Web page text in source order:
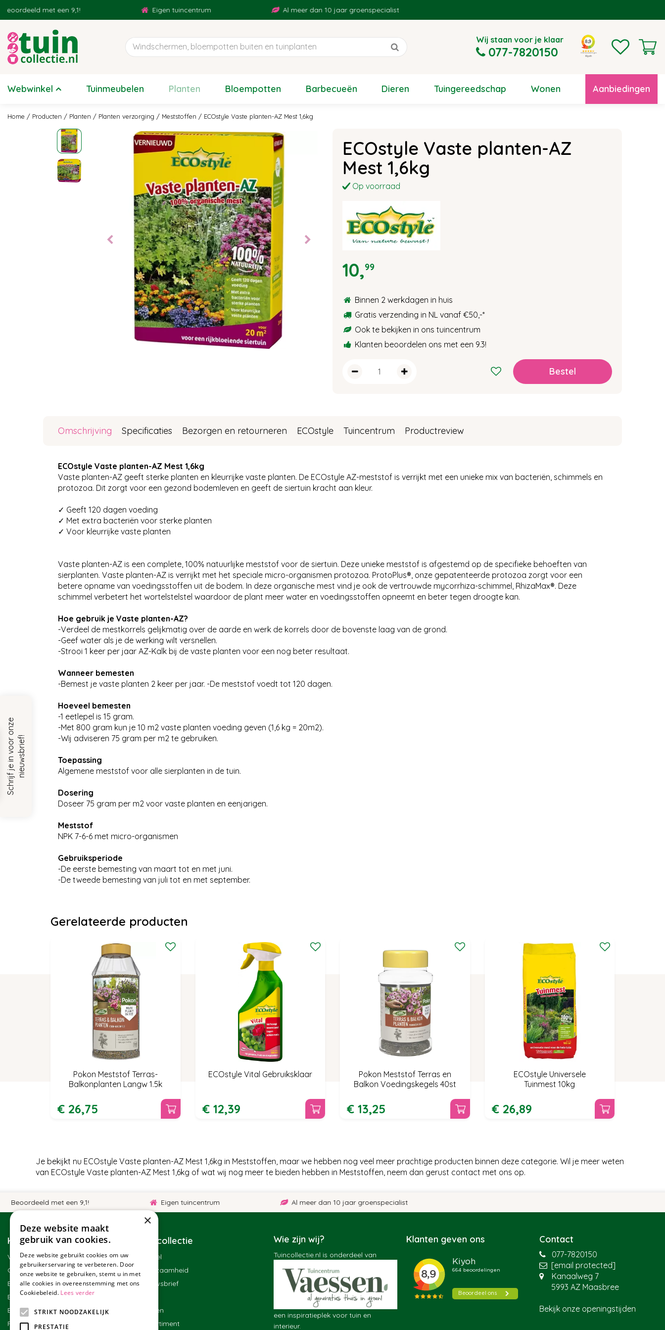
Home Producten Planten Planten verzorging Meststoffen ECOstyle Vaste planten-AZ Mest 1,6kg
met een 9,1! Eigen tuincentrum Al meer dan 10 jaar groenspecialist
Wij staan voor je klaar
077-7820150
Webwinkel Tuinmeubelen Planten Bloempotten Barbecueën Dieren Tuingereedschap Wonen Aanbiedingen
ECOstyle Vaste planten-AZ
Mest 1,6kg
Op voorraad
10,99
Binnen 2 werkdagen in huis
Gratis verzending in NL vanaf €50,-*
Ook te bekijken in ons tuincentrum
Klanten beoordelen ons met een 9.3!
Omschrijving Specificaties Bezorgen en retourneren ECOstyle Tuincentrum Productreview
ECOstyle Vaste planten-AZ Mest 1,6kg
Vaste planten-AZ geeft sterke planten en kleurrijke vaste planten. De ECOstyle AZ-meststof is verrijkt met een unieke mix van bacteriën, schimmels en
protozoa. Dit zorgt voor een gezond bodemleven en geeft de siertuin kracht aan kleur.
✓ Geeft 120 dagen voeding
✓ Met extra bacteriën voor sterke planten
✓ Voor kleurrijke vaste planten
Vaste planten-AZ is een complete, 100% natuurlijke meststof voor de siertuin. Deze unieke meststof is afgestemd op de specifieke behoeften van
sierplanten. Vaste planten-AZ is verrijkt met het speciale micro-organismen protozoa. ProtoPlus®, onze gepatenteerde protozoa zorgt voor een
betere opname van voedingsstoffen uit de bodem. In deze organische mest vind je ook de vertrouwde mycorrhiza-schimmel, RhizaMax®. Deze
schimmel verbetert het wortelstelstel waardoor de plant meer water en voedingsstoffen opneemt en beter tegen droogte kan.
Hoe gebruik je Vaste planten-AZ?
-Verdeel de mestkorrels gelijkmatig over de aarde en werk de korrels door de bovenste laag van de grond.
-Geef water als je de werking wilt versnellen.
-Strooi 1 keer per jaar AZ-Kalk bij de vaste planten voor een nog beter resultaat.
Wanneer bemesten
-Bemest je vaste planten 2 keer per jaar. -De meststof voedt tot 120 dagen.
Hoeveel bemesten
-1 eetlepel is 15 gram.
-Met 800 gram kun je 10 m2 vaste planten voeding geven (1,6 kg = 20m2).
-Wij adviseren 75 gram per m2 te gebruiken.
Toepassing
Algemene meststof voor alle sierplanten in de tuin.
Dosering
Doseer 75 gram per m2 voor vaste planten en eenjarigen.
Meststof
NPK 7-6-6 met micro-organismen
Gebruiksperiode
-De eerste bemesting van maart tot en met juni.
-De tweede bemesting van juli tot en met september.
Gerelateerde producten
Pokon Meststof Terras-
Balkonplanten Langw 1.5k
€ 26,75
ECOstyle Vital Gebruiksklaar
€ 12,39
Pokon Meststof Terras en
Balkon Voedingskegels 40st
€ 13,25
ECOstyle Universele
Tuinmest 10kg
€ 26,89
Je bekijkt nu ECOstyle Vaste planten-AZ Mest 1,6kg in Meststoffen, maar we hebben nog veel meer prachtige producten binnen deze categorie. Wil je meer weten
van ECOstyle Vaste planten-AZ Mest 1,6kg of wat wij nog meer te bieden hebben in Meststoffen, neem dan gerust contact met ons op.
met een 9,1! Eigen tuincentrum Al meer dan 10 jaar groenspecialist
Klantenservice
Veelgestelde vragen
Contact
Bestellen
Bezorgen en afhalen
Betalen
Ruilen en retourneren
Tuincollectie
Winkel
Duurzaamheid
Nieuwsbrief
Merken
Assortiment
Wie zijn wij?
Tuincollectie.nl is onderdeel van
een inspiratieplek voor tuin en
interieur.
Klanten geven ons Contact
077-7820150
[email protected]
Kanaalweg 7
5993 AZ Maasbree
Bekijk onze openingstijden
S
c
h
r
i
j
f
j
e
i
n
v
o
o
r
o
n
z
e
n
i
e
u
w
s
b
r
i
e
f!
×
Deze website maakt
gebruik van cookies.
Deze website gebruikt cookies om uw
gebruikerservaring te verbeteren. Door
onze website te gebruiken, stemt u in met
alle cookies in overeenstemming met ons
Cookiebeleid. Lees verder
STRIKT NOODZAKELIJK
PRESTATIE